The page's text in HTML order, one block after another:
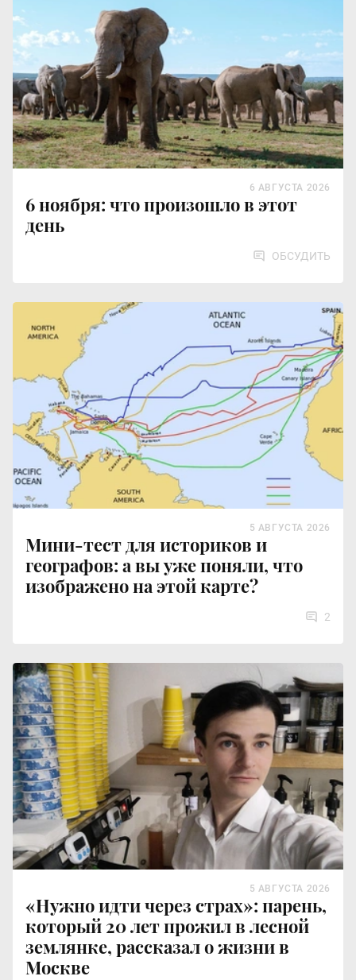
6 ноября: что произошло в этот
день
6 АВГУСТА 2026
ОБСУДИТЬ
Мини-тест для историков и
географов: а вы уже поняли, что
изображено на этой карте?
5 АВГУСТА 2026
2
«Нужно идти через страх»: парень,
который 20 лет прожил в лесной
землянке, рассказал о жизни в
Москве
5 АВГУСТА 2026